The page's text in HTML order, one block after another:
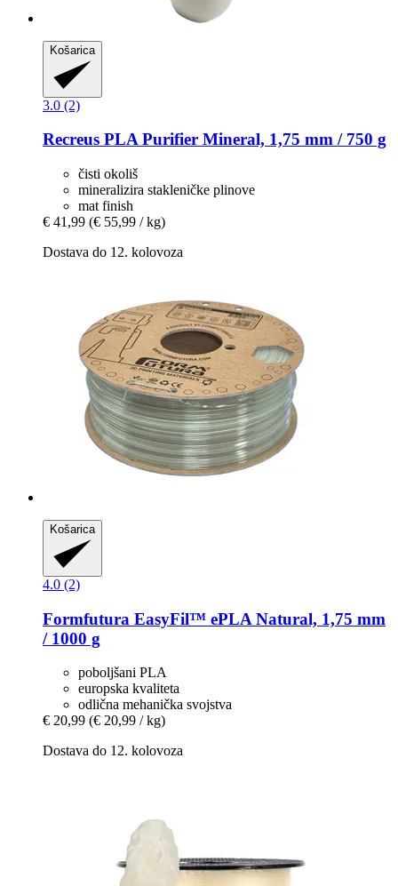
Košarica
3.0 (2)
Recreus PLA Purifier Mineral, 1,75 mm / 750 g
čisti okoliš
mineralizira stakleničke plinove
mat finish
€ 41,99 (€ 55,99 / kg)
Dostava do 12. kolovoza
Košarica
4.0 (2)
Formfutura EasyFil™ ePLA Natural, 1,75 mm
/ 1000 g
poboljšani PLA
europska kvaliteta
odlična mehanička svojstva
€ 20,99 (€ 20,99 / kg)
Dostava do 12. kolovoza